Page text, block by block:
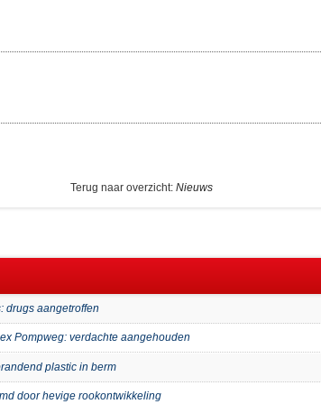
Terug naar overzicht: Nieuws
drugs aangetroffen
Pompweg: verdachte aangehouden
plastic in berm
door hevige rookontwikkeling